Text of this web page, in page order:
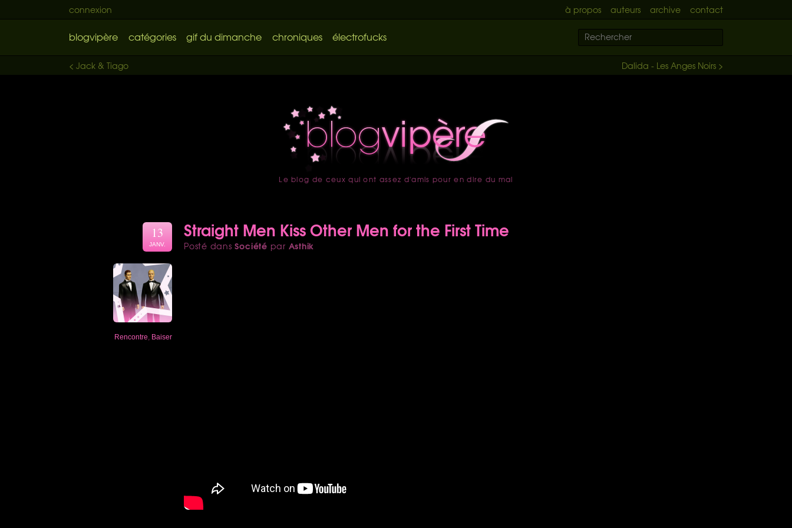
connexion à propos auteurs archive contact
blogvipère catégories gif du dimanche chroniques électrofucks
Dalida - Les Anges Noirs >
< Jack & Tiago
accueil
Le blog de ceux qui ont assez d'amis pour en dire du mal
Straight Men Kiss Other Men for the First Time
Posté dansSociété par Asthik
13
JANV.
Rencontre Baiser